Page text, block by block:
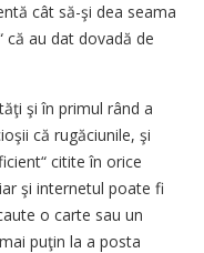
cât să-şi dea seama
că au dat dovadă de
şi în primul rând a
că rugăciunile, şi
citite în orice
şi internetul poate fi
o carte sau un
puţin la a posta